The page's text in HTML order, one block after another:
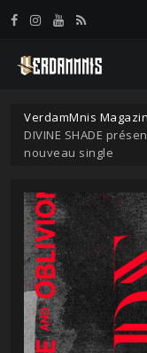
VerdamMnis
DIVINE SHADE
nouveau single
Panneau de gestion